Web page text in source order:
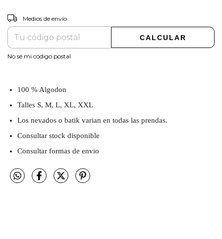
Entregas para el CP:
Medios de envío
CALCULAR
No sé mi código postal
100 % Algodon
Talles S, M, L, XL, XXL
Los nevados o batik varian en todas las prendas.
Consultar stock disponible
Consultar formas de envio